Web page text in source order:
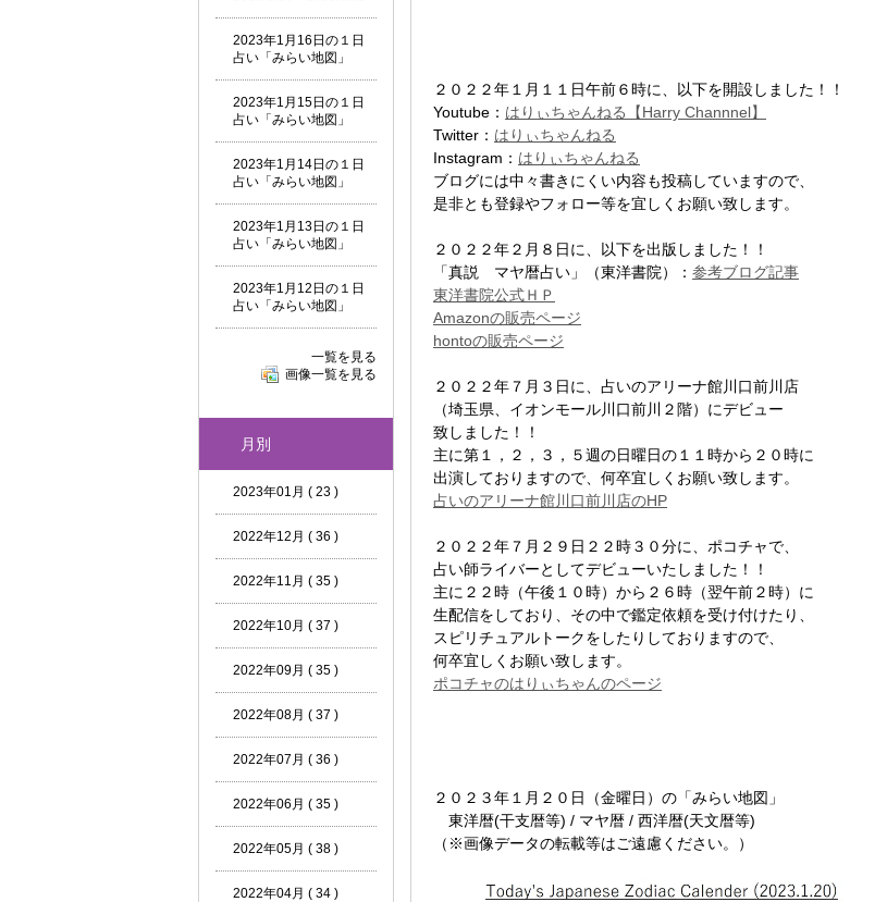
２０２２年１月１１日午前６時に、以下を開設しました！！
Youtube： はりぃちゃんねる【Harry Channnel】
Twitter： はりぃちゃんねる
Instagram： はりぃちゃんねる
ブログには中々書きにくい内容も投稿していますので、
是非とも登録やフォロー等を宜しくお願い致します。
２０２２年２月８日に、以下を出版しました！！
「真説 マヤ暦占い」（東洋書院）： 参考ブログ記事
東洋書院公式ＨＰ
Amazonの販売ページ
hontoの販売ページ
２０２２年７月３日に、占いのアリーナ館川口前川店
（埼玉県、イオンモール川口前川２階）にデビュー
致しました！！
主に第１，２，３，５週の日曜日の１１時から２０時に
出演しておりますので、何卒宜しくお願い致します。
占いのアリーナ館川口前川店のHP
２０２２年７月２９日２２時３０分に、ポコチャで、
占い師ライバーとしてデビューいたしました！！
主に２２時（午後１０時）から２６時（翌午前２時）に
生配信をしており、その中で鑑定依頼を受け付けたり、
スピリチュアルトークをしたりしておりますので、
何卒宜しくお願い致します。
ポコチャのはりぃちゃんのページ
２０２３年１月２０日（金曜日）の「みらい地図」
東洋暦(干支暦等) / マヤ暦 / 西洋暦(天文暦等)
（※画像データの転載等はご遠慮ください。）
2023年1月16日の１日
占い「みらい地図」
2023年1月15日の１日
占い「みらい地図」
2023年1月14日の１日
占い「みらい地図」
2023年1月13日の１日
占い「みらい地図」
2023年1月12日の１日
占い「みらい地図」
一覧を見る
画像一覧を見る
月別
2023年01月 ( 23 )
2022年12月 ( 36 )
2022年11月 ( 35 )
2022年10月 ( 37 )
2022年09月 ( 35 )
2022年08月 ( 37 )
2022年07月 ( 36 )
2022年06月 ( 35 )
2022年05月 ( 38 )
2022年04月 ( 34 )